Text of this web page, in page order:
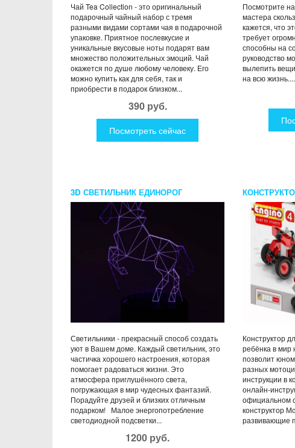
Чай Tea Collection - это оригинальный
подарочный чайный набор с тремя
разными видами сортами чая в подарочной
упаковке. Приятное послевкусие и
уникальные вкусовые ноты подарят вам
множество положительных эмоций. Чай
окажется по душе любому человеку. Его
можно купить как для себя, так и
приобрести в подарок близком...
390 руб.
Посмотреть сейчас
Посмотрите
мастера
кажется, что
требует
способны на
руководство
вылепить
на всю жизнь....
3D СВЕТИЛЬНИК ЕДИНОРОГ
Светильники - прекрасный способ создать
уют в Вашем доме. Каждый светильник, это
частичка хорошего настроения, которая
помогает радоваться жизни. Это
атмосфера приглушённого света,
погружающая в мир чудесных фантазий.
Порадуйте друзей и близких отличным
подарком! Малое энергопотребление
светодиодной подсветки...
1200 руб.
МОДЕЛИ
Конструктор
ребёнка в мир
позволит
разных
инструкции в
онлайн-
официальном
конструктор
развивающие